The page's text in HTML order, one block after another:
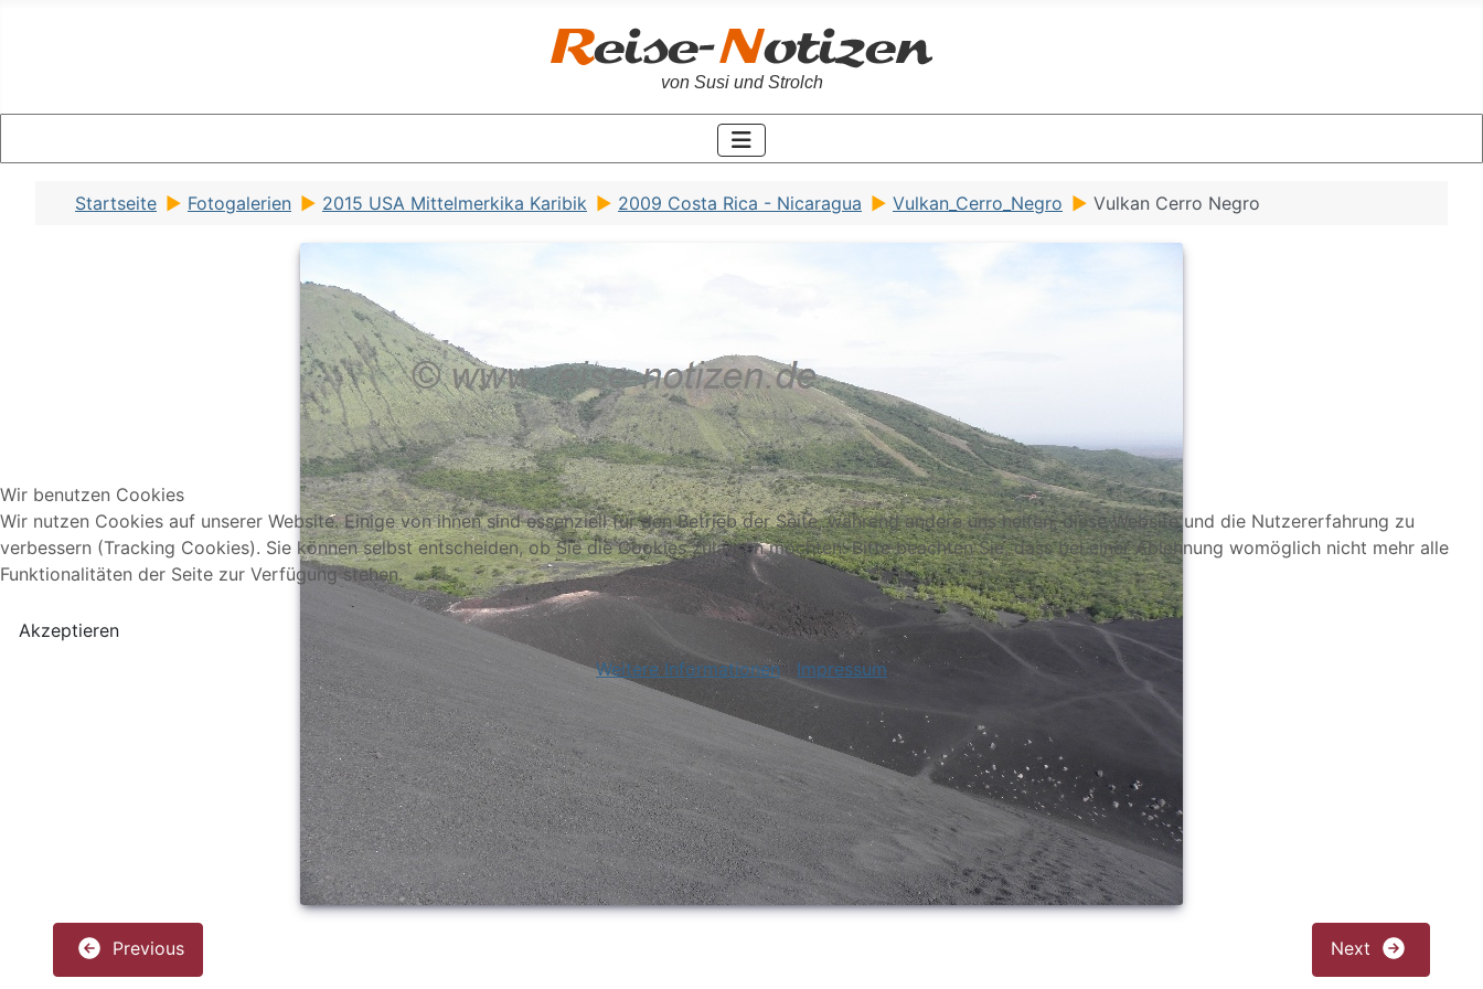
von Susi und Strolch
Startseite Fotogalerien 2015 USA Mittelmerkika Karibik 2009 Costa Rica - Nicaragua Vulkan_Cerro_Negro Vulkan Cerro Negro
Previous Next
Wir benutzen Cookies
Wir nutzen Cookies auf unserer Website. Einige von ihnen sind essenziell für den Betrieb der Seite, während andere uns helfen, diese Website und die Nutzererfahrung zu
verbessern (Tracking Cookies). Sie können selbst entscheiden, ob Sie die Cookies zulassen möchten. Bitte beachten Sie, dass bei einer Ablehnung womöglich nicht mehr alle
Funktionalitäten der Seite zur Verfügung stehen.
Akzeptieren
Weitere Informationen|Impressum